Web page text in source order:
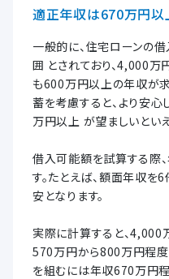
適正年収は670万円以
一般的に、住宅ローンの
囲 とされており、4,000
も600万円以上の年収が
蓄を考慮すると、より安
万円以上 が望ましいといえ
借入可能額を試算する際
す。たとえば、額面年収
安となります。
実際に計算すると、4,000
570万円から800万円程度
を組むには年収670万円